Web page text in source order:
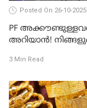
Posted On 26-10-2025
PF
അറിയാൻ!
കിട്ടും!
3 Min Read